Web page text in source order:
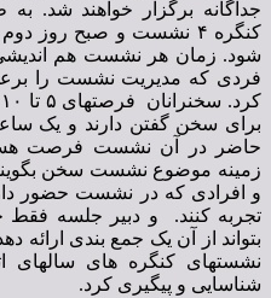
جداگانه برگزار خواهند شد.
شود. زمان هر نشست هم
فردی که مدیریت نشست را
برای سخن گفتن دارند و یک
حاضر در آن نشست فرصت هست
زمینه موضوع نشست سخن بگویند
و افرادی که در نشست حضور
تجربه کنند. و دبیر جلسه فقط
بتواند از آن یک جمع بندی ارائه
نشستهای کنگره های سالهای
شناسایی و پیگیری کرد.